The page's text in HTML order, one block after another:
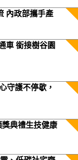
內政部攜手產
車 銜接樹谷園
守護不停歇，
典禮生技健康